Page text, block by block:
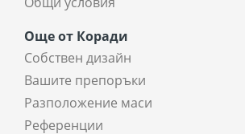
Още от Коради
Собствен дизайн
Вашите препоръки
Разположение маси
Референции